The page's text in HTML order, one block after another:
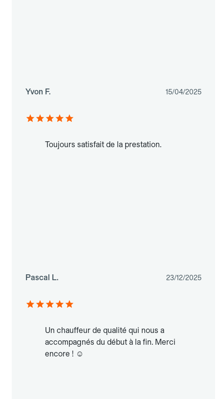
Yvon F. 15/04/2025
Toujours satisfait de la prestation.
Pascal L. 23/12/2025
Un chauffeur de qualité qui nous a
accompagnés du début à la fin. Merci
encore ! ☺️